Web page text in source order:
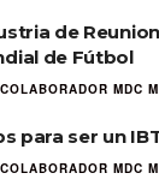
de
de Fútbol
COLABORADOR MDC
para ser un
COLABORADOR MDC